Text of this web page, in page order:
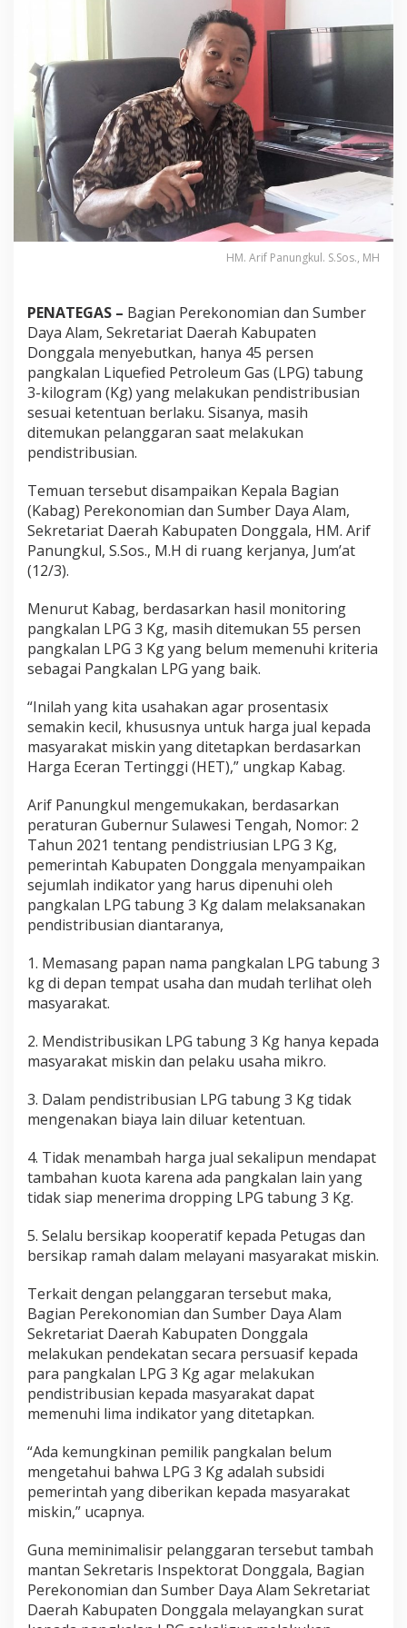
k
l
a
n
L
P
G
3
K
g
L
k
a
n
P
e
l
a
g
r
a
n
HM. Arif Panungkul. S.Sos., MH
PENATEGAS – Bagian Perekonomian dan Sumber
Daya Alam, Sekretariat Daerah Kabupaten
Donggala menyebutkan, hanya 45 persen
pangkalan Liquefied Petroleum Gas (LPG) tabung
3-kilogram (Kg) yang melakukan pendistribusian
sesuai ketentuan berlaku. Sisanya, masih
ditemukan pelanggaran saat melakukan
pendistribusian.
Temuan tersebut disampaikan Kepala Bagian
(Kabag) Perekonomian dan Sumber Daya Alam,
Sekretariat Daerah Kabupaten Donggala, HM. Arif
Panungkul, S.Sos., M.H di ruang kerjanya, Jum’at
(12/3).
Menurut Kabag, berdasarkan hasil monitoring
pangkalan LPG 3 Kg, masih ditemukan 55 persen
pangkalan LPG 3 Kg yang belum memenuhi kriteria
sebagai Pangkalan LPG yang baik.
“Inilah yang kita usahakan agar prosentasix
semakin kecil, khususnya untuk harga jual kepada
masyarakat miskin yang ditetapkan berdasarkan
Harga Eceran Tertinggi (HET),” ungkap Kabag.
Arif Panungkul mengemukakan, berdasarkan
peraturan Gubernur Sulawesi Tengah, Nomor: 2
Tahun 2021 tentang pendistriusian LPG 3 Kg,
pemerintah Kabupaten Donggala menyampaikan
sejumlah indikator yang harus dipenuhi oleh
pangkalan LPG tabung 3 Kg dalam melaksanakan
pendistribusian diantaranya,
1. Memasang papan nama pangkalan LPG tabung 3
kg di depan tempat usaha dan mudah terlihat oleh
masyarakat.
2. Mendistribusikan LPG tabung 3 Kg hanya kepada
masyarakat miskin dan pelaku usaha mikro.
3. Dalam pendistribusian LPG tabung 3 Kg tidak
mengenakan biaya lain diluar ketentuan.
4. Tidak menambah harga jual sekalipun mendapat
tambahan kuota karena ada pangkalan lain yang
tidak siap menerima dropping LPG tabung 3 Kg.
5. Selalu bersikap kooperatif kepada Petugas dan
bersikap ramah dalam melayani masyarakat miskin.
Terkait dengan pelanggaran tersebut maka,
Bagian Perekonomian dan Sumber Daya Alam
Sekretariat Daerah Kabupaten Donggala
melakukan pendekatan secara persuasif kepada
para pangkalan LPG 3 Kg agar melakukan
pendistribusian kepada masyarakat dapat
memenuhi lima indikator yang ditetapkan.
“Ada kemungkinan pemilik pangkalan belum
mengetahui bahwa LPG 3 Kg adalah subsidi
pemerintah yang diberikan kepada masyarakat
miskin,” ucapnya.
Guna meminimalisir pelanggaran tersebut tambah
mantan Sekretaris Inspektorat Donggala, Bagian
Perekonomian dan Sumber Daya Alam Sekretariat
Daerah Kabupaten Donggala melayangkan surat